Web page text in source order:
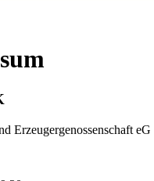
Erzeugergenossenschaft eG